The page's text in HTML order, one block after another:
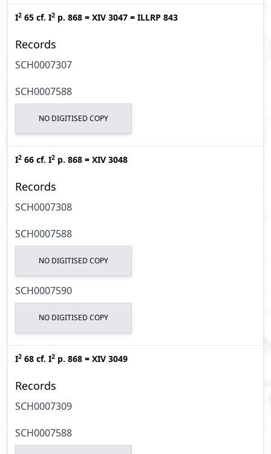
I2 65 cf. I2 p. 868 = XIV 3047 = ILLRP 843
Records
SCH0007307
SCH0007588
NO DIGITISED COPY
I2 66 cf. I2 p. 868 = XIV 3048
Records
SCH0007308
SCH0007588
NO DIGITISED COPY
SCH0007590
NO DIGITISED COPY
I2 68 cf. I2 p. 868 = XIV 3049
Records
SCH0007309
SCH0007588